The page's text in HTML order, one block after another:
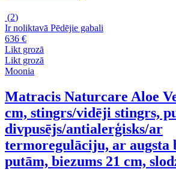
(2)
Ir noliktavā Pēdējie gabali
636 €
Likt grozā
Likt grozā
Moonia
Matracis Naturcare Aloe
cm, stingrs/vidēji stingrs,
divpusējs/antialerģisks/ar
termoregulāciju, ar augsta
putām, biezums 21 cm,